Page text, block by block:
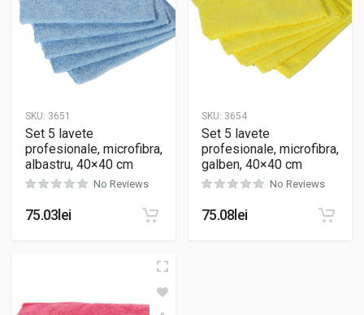
SKU: 3651
Set 5 lavete
profesionale, microfibra,
albastru, 40×40 cm
No Reviews
75.03 lei
SKU: 3654
Set 5 lavete
profesionale, microfibra,
galben, 40×40 cm
No Reviews
75.08 lei